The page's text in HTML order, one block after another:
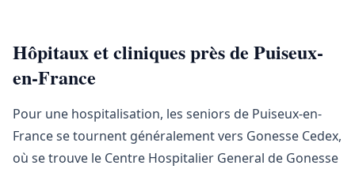
Hôpitaux et cliniques près de Puiseux-
en-France
Pour une hospitalisation, les seniors de Puiseux-en-
France se tournent généralement vers Gonesse Cedex,
où se trouve le Centre Hospitalier General de Gonesse